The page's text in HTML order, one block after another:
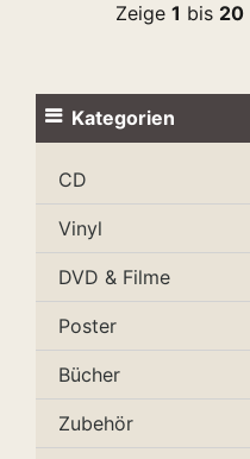
Zeige 1 bis 20
Kategorien
CD
Vinyl
DVD & Filme
Poster
Bücher
Zubehör